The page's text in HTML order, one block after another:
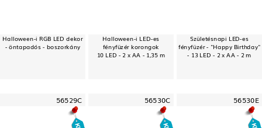
Halloween-i RGB LED dekor
- öntapadós - boszorkány
Halloween-i LED-es
fényfüzér korongok
10 LED - 2 x AA - 1,35 m
Születésnapi LED-es
fényfüzér - "Happy Birthday"
- 13 LED - 2 x AA - 2 m
56529C 56530C 56530E